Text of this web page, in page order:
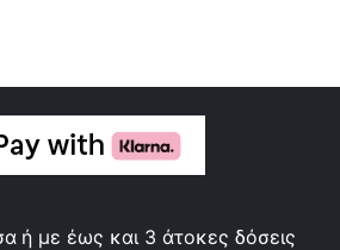
ή με έως και 3 άτοκες δόσεις